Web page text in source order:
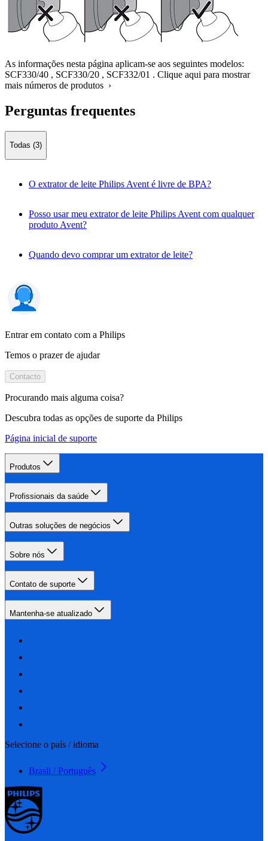
As informações nesta página aplicam-se aos seguintes modelos:
SCF330/40 , SCF330/20 , SCF332/01 . Clique aqui para mostrar
mais números de produtos ›
Perguntas frequentes
Todas (3)
O extrator de leite Philips Avent é livre de BPA?
Posso usar meu extrator de leite Philips Avent com qualquer
produto Avent?
Quando devo comprar um extrator de leite?
Entrar em contato com a Philips
Temos o prazer de ajudar
Contacto
Procurando mais alguma coisa?
Descubra todas as opções de suporte da Philips
Página inicial de suporte
Produtos
Profissionais da saúde
Outras soluções de negócios
Sobre nós
Contato de suporte
Mantenha-se atualizado
Selecione o país / idioma
Brasil / Português